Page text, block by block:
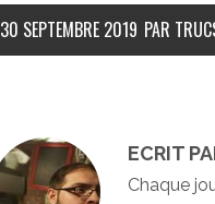
30 SEPTEMBRE 2019 PAR
ECRIT
Chaque